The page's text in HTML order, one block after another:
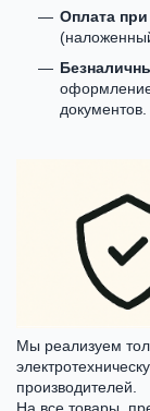
Оплата
документов.
Мы реализуем
производителей.